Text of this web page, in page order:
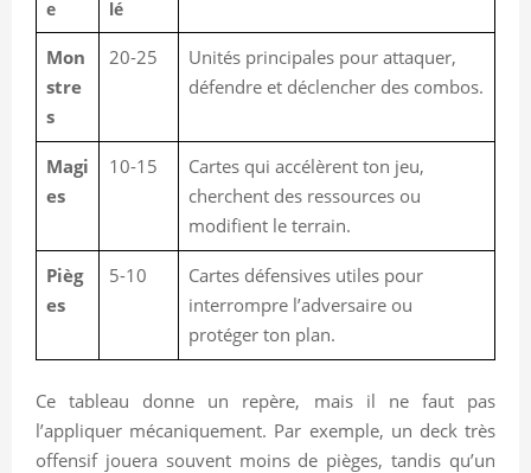
e
lé
Mon
stre
s
20-25
Unités principales pour attaquer,
défendre et déclencher des combos.
Magi
es
10-15
Cartes qui accélèrent ton jeu,
cherchent des ressources ou
modifient le terrain.
Pièg
es
5-10
Cartes défensives utiles pour
interrompre l’adversaire ou
protéger ton plan.
Ce tableau donne un repère, mais il ne faut pas
l’appliquer mécaniquement. Par exemple, un deck très
offensif jouera souvent moins de pièges, tandis qu’un